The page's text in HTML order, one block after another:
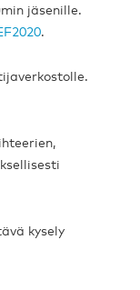
jäsenille.
.
kysely